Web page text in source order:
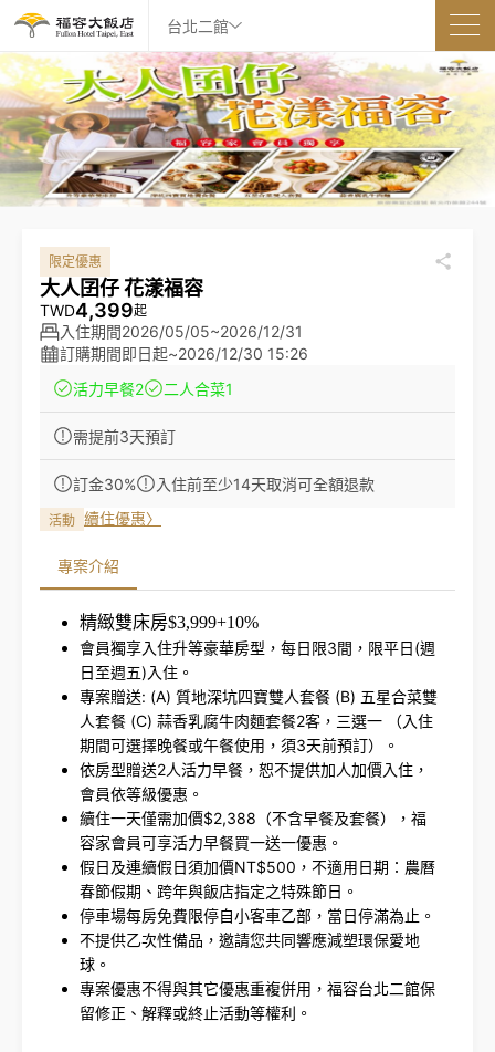
台北二館
限定優惠
大人囝仔 花漾福容
TWD4,399起
入住期間2026/05/05~2026/12/31
訂購期間即日起~2026/12/30 15:26
活力早餐2 二人合菜1
需提前3天預訂
訂金30% 入住前至少14天取消可全額退款
活動 續住優惠〉
專案介紹
精緻雙床房$3,999+10%
會員獨享入住升等豪華房型，每日限3間，限平日(週
日至週五)入住。
專案贈送: (A) 質地深坑四寶雙人套餐 (B) 五星合菜雙
人套餐 (C) 蒜香乳腐牛肉麵套餐2客，三選一 （入住
期間可選擇晚餐或午餐使用，須3天前預訂）。
依房型贈送2人活力早餐，恕不提供加人加價入住，
會員依等級優惠。
續住一天僅需加價$2,388（不含早餐及套餐），福
容家會員可享活力早餐買一送一優惠。
假日及連續假日須加價NT$500，不適用日期：農曆
春節假期、跨年與飯店指定之特殊節日。
停車場每房免費限停自小客車乙部，當日停滿為止。
不提供乙次性備品，邀請您共同響應減塑環保愛地
球。
專案優惠不得與其它優惠重複併用，福容台北二館保
留修正、解釋或終止活動等權利。